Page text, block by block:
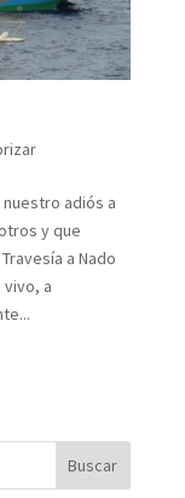
adiós a
y que
a Nado
vivo, a